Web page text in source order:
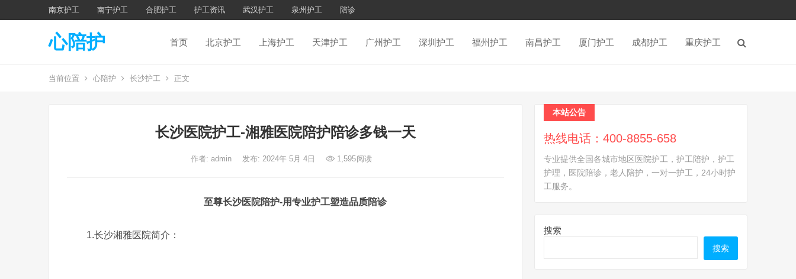
南京护工 南宁护工 合肥护工 护工资讯 武汉护工 泉州护工 陪诊
心陪护 首页 北京护工 上海护工 天津护工 广州护工 深圳护工 福州护工 南昌护工 厦门护工 成都护工 重庆护工
当前位置 心陪护 长沙护工 正文
长沙医院护工-湘雅医院陪护陪诊多钱一天
作者: admin 发布: 2024年 5月 4日 1,595阅读
至尊长沙医院陪护-用专业护工塑造品质陪诊
1.长沙湘雅医院简介：
本站公告
热线电话：400-8855-658
专业提供全国各城市地区医院护工，护工陪护，护工
护理，医院陪诊，老人陪护，一对一护工，24小时护
工服务。
搜索
搜索